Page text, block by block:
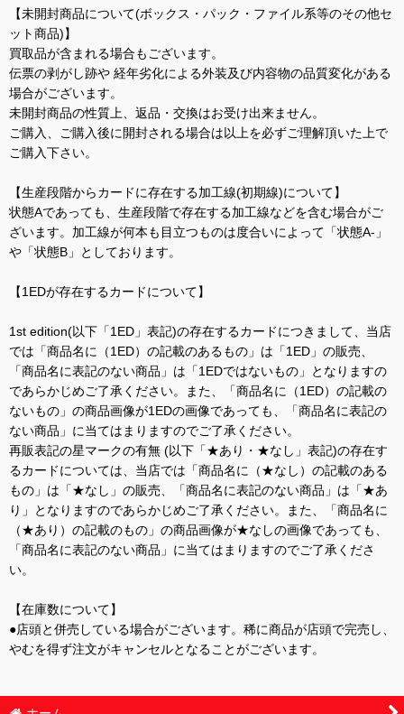
【未開封商品について(ボックス・パック・ファイル系等のその他セ
ット商品)】
買取品が含まれる場合もございます。
伝票の剥がし跡や 経年劣化による外装及び内容物の品質変化がある
場合がございます。
未開封商品の性質上、返品・交換はお受け出来ません。
ご購入、ご購入後に開封される場合は以上を必ずご理解頂いた上で
ご購入下さい。
【生産段階からカードに存在する加工線(初期線)について】
状態Aであっても、生産段階で存在する加工線などを含む場合がご
ざいます。加工線が何本も目立つものは度合いによって「状態A-」
や「状態B」としております。
【1EDが存在するカードについて】
1st edition(以下「1ED」表記)の存在するカードにつきまして、当店
では「商品名に（1ED）の記載のあるもの」は「1ED」の販売、
「商品名に表記のない商品」は「1EDではないもの」となりますの
であらかじめご了承ください。また、「商品名に（1ED）の記載の
ないもの」の商品画像が1EDの画像であっても、「商品名に表記の
ない商品」に当てはまりますのでご了承ください。
再販表記の星マークの有無 (以下「★あり・★なし」表記)の存在す
るカードについては、当店では「商品名に（★なし）の記載のある
もの」は「★なし」の販売、「商品名に表記のない商品」は「★あ
り」となりますのであらかじめご了承ください。また、「商品名に
（★あり）の記載のもの」の商品画像が★なしの画像であっても、
「商品名に表記のない商品」に当てはまりますのでご了承くださ
い。
【在庫数について】
●店頭と併売している場合がございます。稀に商品が店頭で完売し、
やむを得ず注文がキャンセルとなることがございます。